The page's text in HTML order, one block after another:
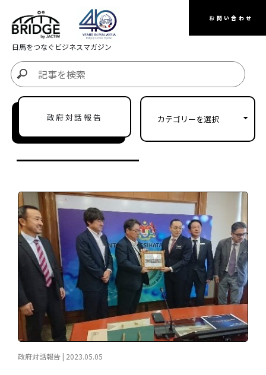
お問い合わせ
日馬をつなぐビジネスマガジン
政府対話報告
政府対話報告 | 2023.05.05